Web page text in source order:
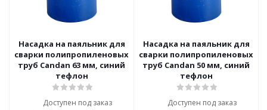
Насадка на паяльник для
сварки полипропиленовых
труб Candan 63 мм, синий
тефлон
Доступен под заказ
Насадка на паяльник для
сварки полипропиленовых
труб Candan 50 мм, синий
тефлон
Доступен под заказ